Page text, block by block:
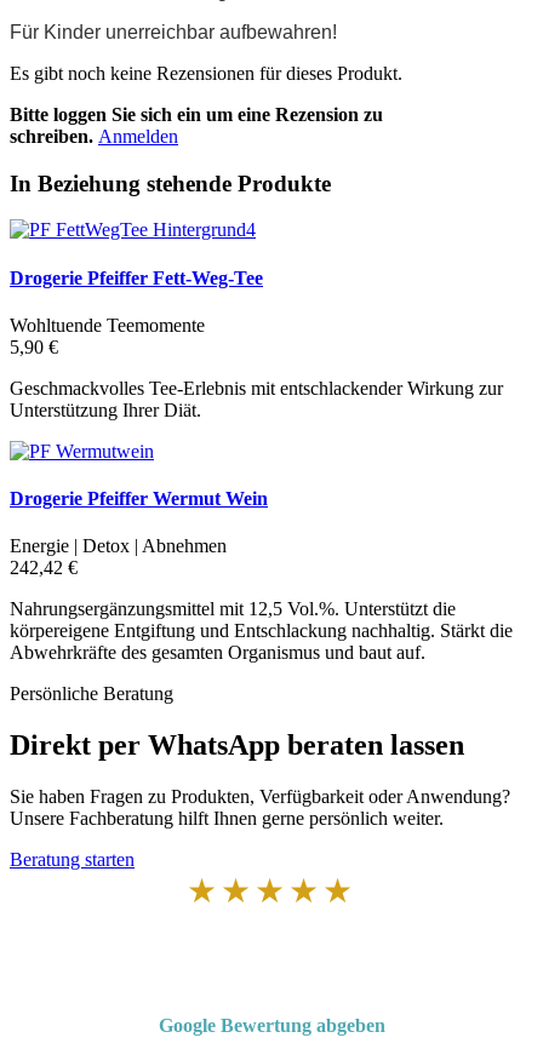
Für Kinder unerreichbar aufbewahren!
Es gibt noch keine Rezensionen für dieses Produkt.
Bitte loggen Sie sich ein um eine Rezension zu
schreiben. Anmelden
In Beziehung stehende Produkte
Drogerie Pfeiffer Fett-Weg-Tee
Wohltuende Teemomente
5,90 €
Geschmackvolles Tee-Erlebnis mit entschlackender Wirkung zur
Unterstützung Ihrer Diät.
Drogerie Pfeiffer Wermut Wein
Energie | Detox | Abnehmen
242,42 €
Nahrungsergänzungsmittel mit 12,5 Vol.%. Unterstützt die
körpereigene Entgiftung und Entschlackung nachhaltig. Stärkt die
Abwehrkräfte des gesamten Organismus und baut auf.
Persönliche Beratung
Direkt per WhatsApp beraten lassen
Sie haben Fragen zu Produkten, Verfügbarkeit oder Anwendung?
Unsere Fachberatung hilft Ihnen gerne persönlich weiter.
Beratung starten
★★★★★
Google Bewertung abgeben